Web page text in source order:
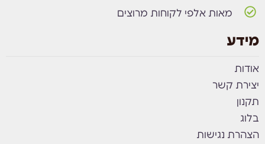
מאות אלפי לקוחות מרוצים
מידע
אודות
יצירת קשר
תקנון
בלוג
הצהרת נגישות